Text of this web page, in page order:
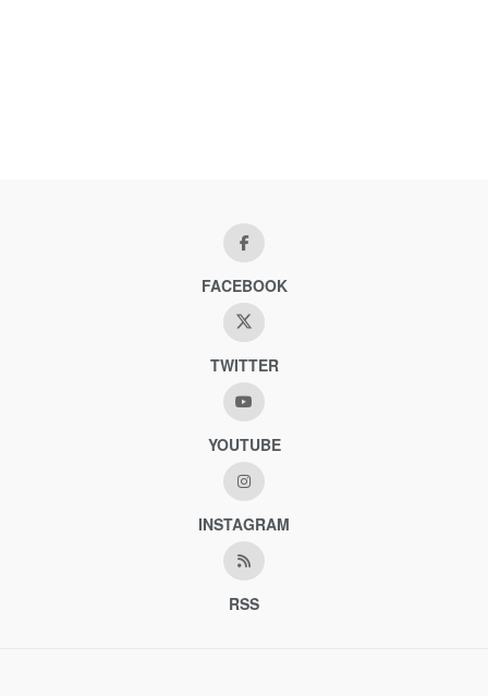
FACEBOOK
TWITTER
YOUTUBE
INSTAGRAM
RSS